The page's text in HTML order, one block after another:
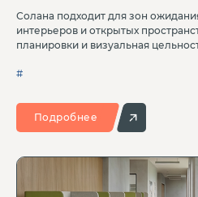
Солана подходит для зон
интерьеров и открытых
планировки и визуальная
#
Подробнее